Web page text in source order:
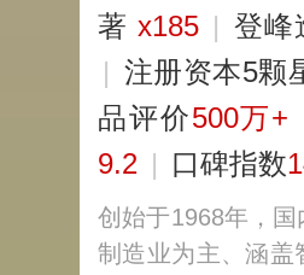
著 x185 | 登
| 注册资本5颗
品评价500万+
9.2 | 口碑指数
创始于1968年，
制造业为主、涵盖